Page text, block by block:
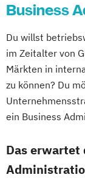
Umwelt-
Digitale
Englisch
English
Business
Du willst
im Zeitalter von
Märkten in
zu können? Du
ein Business
Das erwartet